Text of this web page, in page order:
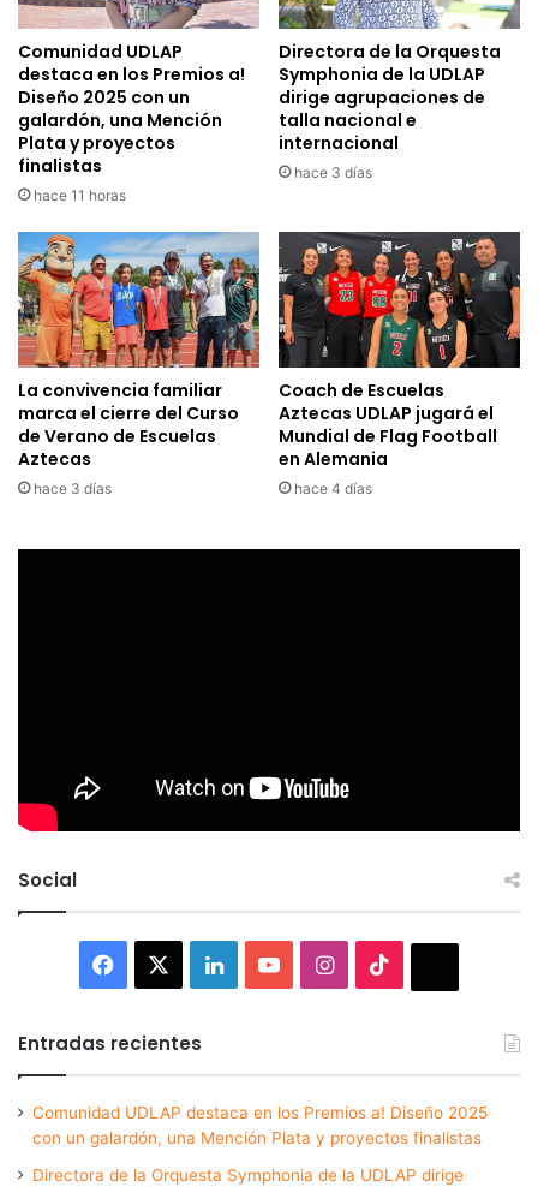
Comunidad UDLAP
destaca en los Premios a!
Diseño 2025 con un
galardón, una Mención
Plata y proyectos
finalistas
hace 11 horas
Directora de la Orquesta
Symphonia de la UDLAP
dirige agrupaciones de
talla nacional e
internacional
hace 3 días
La convivencia familiar
marca el cierre del Curso
de Verano de Escuelas
Aztecas
hace 3 días
Coach de Escuelas
Aztecas UDLAP jugará el
Mundial de Flag Football
en Alemania
hace 4 días
Social
Facebook LinkedInYouTubeInstagram
Entradas recientes
Comunidad UDLAP destaca en los Premios a! Diseño 2025
con un galardón, una Mención Plata y proyectos finalistas
Directora de la Orquesta Symphonia de la UDLAP dirige